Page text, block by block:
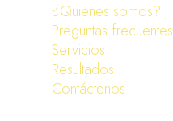
¿Quienes somos?
Preguntas frecuentes
Servicios
Resultados
Contáctenos